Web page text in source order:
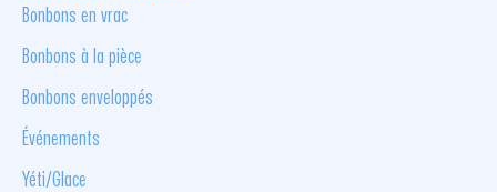
Bonbons en vrac
Bonbons à la pièce
Bonbons enveloppés
Événements
Yéti/Glace